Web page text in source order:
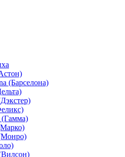
(Барселона)
(Гамма)